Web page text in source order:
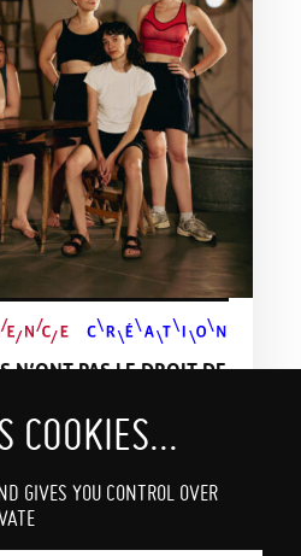
GIVES YOU CONTROL OVER
N’ONT PAS LE DROIT DE